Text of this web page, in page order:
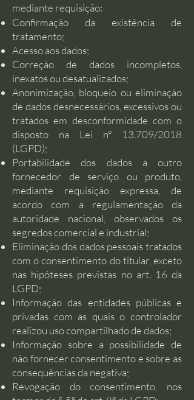
mediante requisição:
Confirmação da existência de
tratamento;
Acesso aos dados;
Correção de dados incompletos,
inexatos ou desatualizados;
Anonimização, bloqueio ou eliminação
de dados desnecessários, excessivos ou
tratados em desconformidade com o
disposto na Lei nº 13.709/2018
(LGPD);
Portabilidade dos dados a outro
fornecedor de serviço ou produto,
mediante requisição expressa, de
acordo com a regulamentação da
autoridade nacional, observados os
segredos comercial e industrial;
Eliminação dos dados pessoais tratados
com o consentimento do titular, exceto
nas hipóteses previstas no art. 16 da
LGPD;
Informação das entidades públicas e
privadas com as quais o controlador
realizou uso compartilhado de dados;
Informação sobre a possibilidade de
não fornecer consentimento e sobre as
consequências da negativa;
Revogação do consentimento, nos